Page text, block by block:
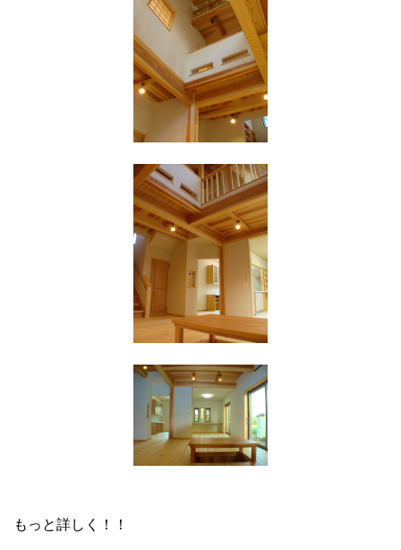
もっと詳しく！！